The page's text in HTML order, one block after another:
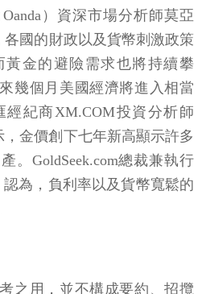
）資深市場分析師莫亞
各國的財政以及貨幣刺激政策
金的避險需求也將持續攀
幾個月美國經濟將進入相當
紀商XM.COM投資分析師
，金價創下七年新高顯示許多
。GoldSeek.com總裁兼執行
認為，負利率以及貨幣寬鬆的
之用，並不構成要約、招攬